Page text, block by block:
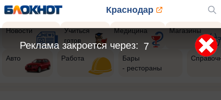
Краснодар
Новости
Учиться
готов
Медицина Магазины
Авто Работа
Бары
- рестораны
5
Реклама закроется через: